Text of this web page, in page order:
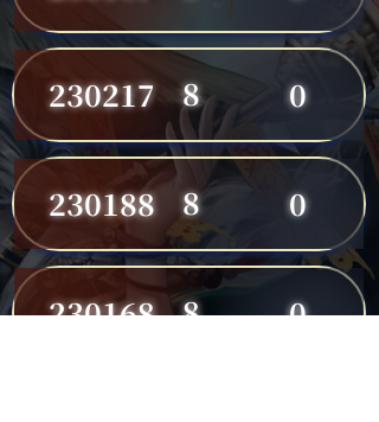
230217 8 0
230188 8 0
230168 8 0